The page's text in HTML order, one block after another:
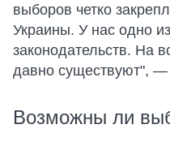
выборов четко
Украины. У нас одно
законодательств. На
давно существуют", —
Возможны ли